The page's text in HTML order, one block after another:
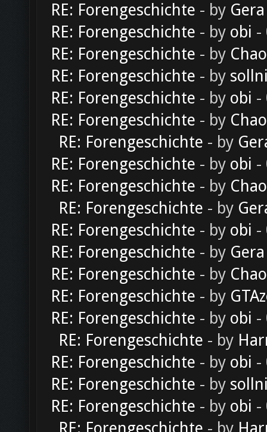
RE: Forengeschichte - by Gera
RE: Forengeschichte - by obi -
RE: Forengeschichte - by
RE: Forengeschichte - by
RE: Forengeschichte - by obi -
RE: Forengeschichte - by
RE: Forengeschichte - by
RE: Forengeschichte - by obi -
RE: Forengeschichte - by
RE: Forengeschichte - by
RE: Forengeschichte - by obi -
RE: Forengeschichte - by Gera
RE: Forengeschichte - by
RE: Forengeschichte - by
RE: Forengeschichte - by obi -
RE: Forengeschichte - by
RE: Forengeschichte - by obi -
RE: Forengeschichte - by
RE: Forengeschichte - by obi -